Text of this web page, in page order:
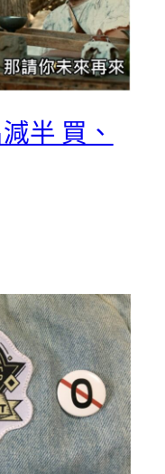
半 買、